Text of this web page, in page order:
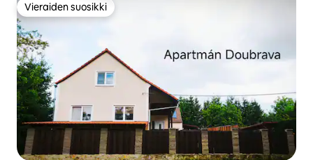
Vieraiden suosikki
Vieraiden suosikki